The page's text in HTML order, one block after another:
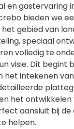
en gastervaring
bieden we
gebied van
speciaal
volledig te
visie. Dit begint
het intekenen
het ontwikkelen
aansluit bij de
helpen.